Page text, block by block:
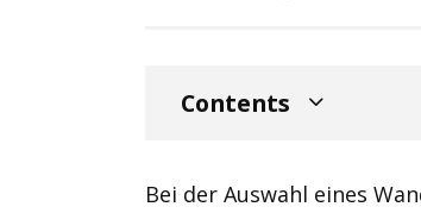
Contents
Bei der Auswahl eines